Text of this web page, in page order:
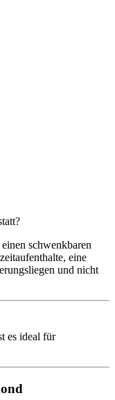
schwenkbaren
eine
und nicht
es ideal für